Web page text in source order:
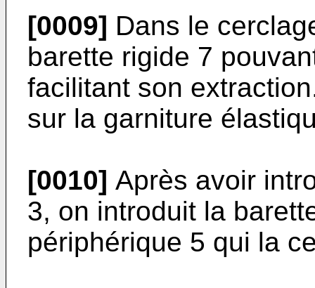
[0009] Dans le
barette rigide 7
facilitant son
sur la garniture
[0010] Après avoir
3, on introduit la
périphérique 5 qui la